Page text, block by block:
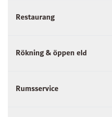
Restaurang
Rökning & öppen eld
Rumsservice